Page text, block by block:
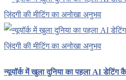
न्यूयॉर्क में खुला दुनिया का पहला AI